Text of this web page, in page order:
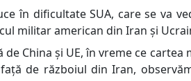
în dificultate SUA, care se va
militar american din Iran și
China și UE, în vreme ce
de războiul din Iran,